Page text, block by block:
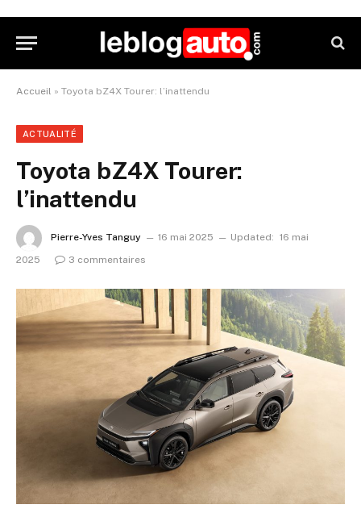
Accueil » Toyota bZ4X Tourer: l’inattendu
ACTUALITÉ
Toyota bZ4X Tourer:
l’inattendu
Pierre-Yves Tanguy 16 mai 2025 Updated: 16 mai
2025
3 commentaires